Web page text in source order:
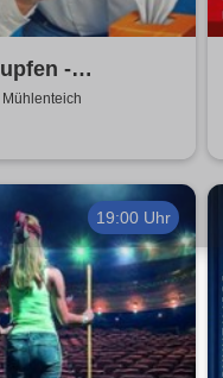
-
Tour
19:00 Uhr